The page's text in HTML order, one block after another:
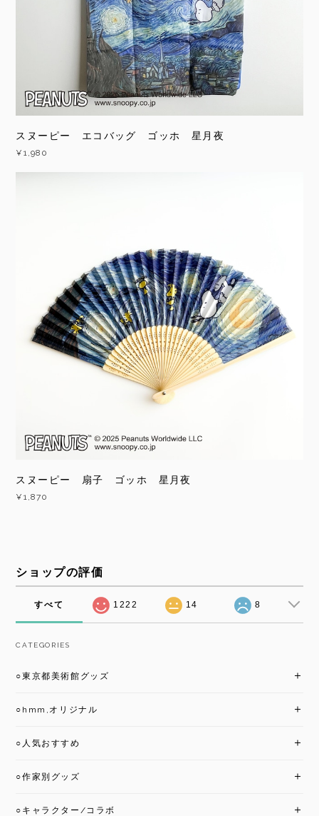
スヌーピー エコバッグ ゴッホ 星月夜
¥1,980
スヌーピー 扇子 ゴッホ 星月夜
¥1,870
ショップの評価
すべて 1222 14 8
CATEGORIES
○東京都美術館グッズ
○hmm,オリジナル
○人気おすすめ
○作家別グッズ
○キャラクター/コラボ